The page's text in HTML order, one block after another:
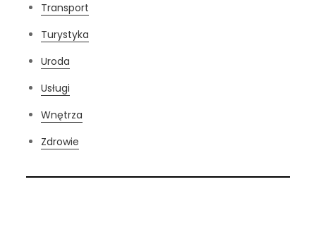
Transport
Turystyka
Uroda
Usługi
Wnętrza
Zdrowie